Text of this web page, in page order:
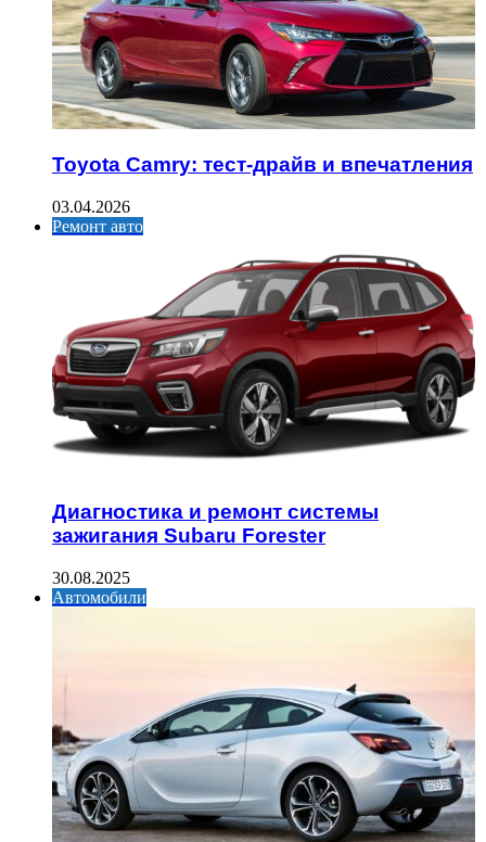
Toyota Camry: тест-драйв и впечатления
03.04.2026
Ремонт авто
Диагностика и ремонт системы
зажигания Subaru Forester
30.08.2025
Автомобили